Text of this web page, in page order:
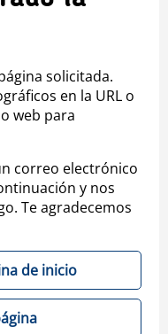
solicitada.
en la URL o
web para
correo electrónico
y nos
Te agradecemos
de inicio